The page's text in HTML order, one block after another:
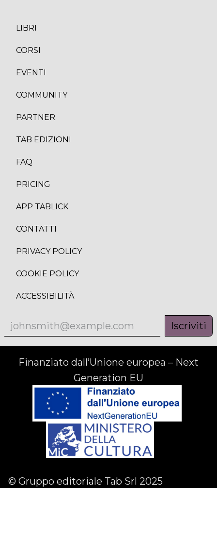
LIBRI
CORS
EVENTI
COMMUNITY
PARTNER
TAB EDIZION
FAQ
PRICING
APP TABLICK
CONTATTI
PRIVACY POLICY
COOKIE POLICY
ACCESSIBILITÀ
Iscriviti
Finanziato dall’Unione europea – Next
Generation EU
© Gruppo editoriale Tab Srl 2025